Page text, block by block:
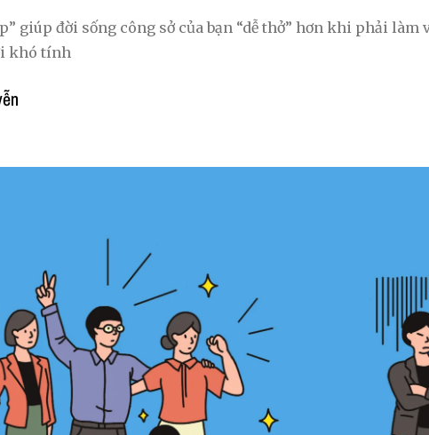
giúp đời sống công sở của bạn “dễ thở” hơn khi phải làm
khó tính